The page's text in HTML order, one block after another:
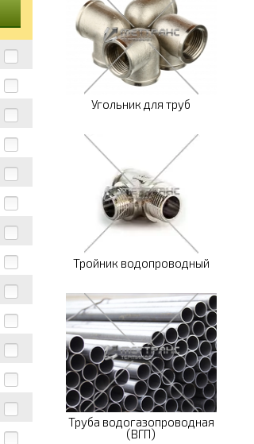
Угольник для труб
Тройник водопроводный
Труба водогазопроводная
(ВГП)